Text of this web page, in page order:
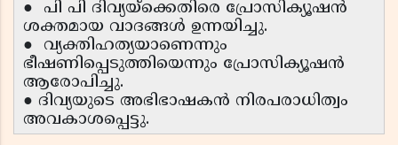
● പി പി ദിവ്യയ്‌ക്കെതിരെ പ്രോസിക്യൂഷൻ
ശക്തമായ വാദങ്ങൾ ഉന്നയിച്ചു.
● വ്യക്തിഹത്യയാണെന്നും
ഭീഷണിപ്പെടുത്തിയെന്നും പ്രോസിക്യൂഷൻ
ആരോപിച്ചു.
● ദിവ്യയുടെ അഭിഭാഷകൻ നിരപരാധിത്വം
അവകാശപ്പെട്ടു.